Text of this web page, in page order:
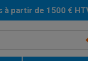
à partir de 1500 €